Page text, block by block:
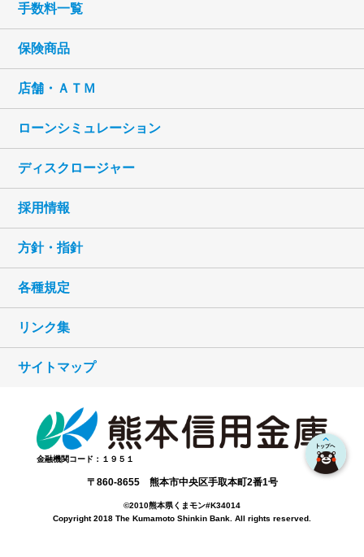
手数料一覧
保険商品
店舗・ＡＴＭ
ローンシミュレーション
ディスクロージャー
採用情報
方針・指針
各種規定
リンク集
サイトマップ
金融機関コード：１９５１
〒860-8655 熊本市中央区手取本町2番1号
©2010熊本県くまモン#K34014
Copyright 2018 The Kumamoto Shinkin Bank. All rights reserved.